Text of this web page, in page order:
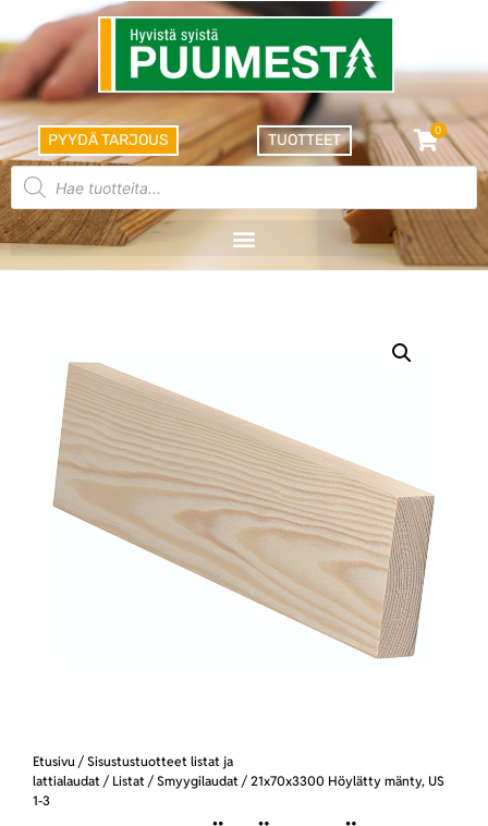
PYYDÄ TARJOUS TUOTTEET
0
Etusivu / Sisustustuotteet listat ja
lattialaudat / Listat / Smyygilaudat / 21x70x3300 Höylätty mänty, US
1-3